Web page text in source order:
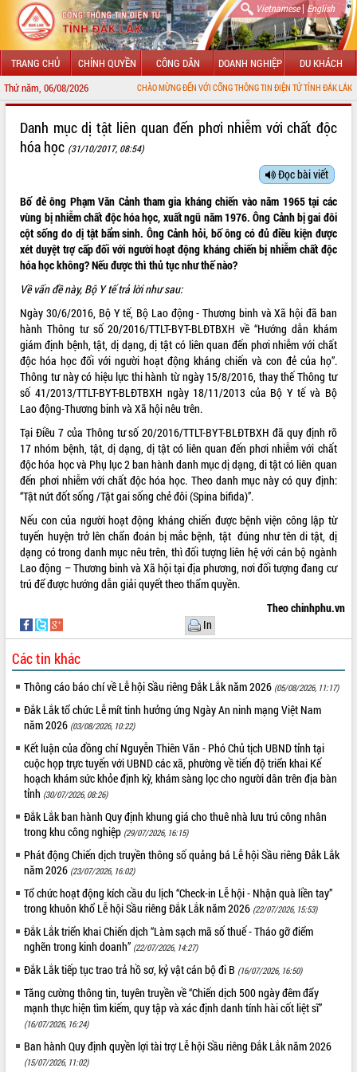
Vietnamese| English
TRANG CHỦ CHÍNH QUYỀN CÔNG DÂN DOANH NGHIỆP DU KHÁCH
Thứ năm, 06/08/2026 CHÀO MỪNG ĐẾN VỚI CỔNG THÔNG TIN ĐIỆN TỬ TỈNH ĐẮK LẮK
LÃNH ĐẠO UBND TỈNH
SỞ, BAN, NGÀNH
UBND CÁC XÃ, PHƯỜNG
HỆ THỐNG VĂN BẢN
VĂN BẢN HĐND TỈNH
ĐIỂM TIN VĂN BẢN
QUY HOẠCH - KẾ HOẠCH
Không có file video nào để phát.
ALBUM ẢNH
Hôm nay: 12347
Danh mục dị tật liên quan đến phơi nhiễm với chất độc
hóa học (31/10/2017, 08:54)
Đọc bài viết
Bố đẻ ông Phạm Văn Cảnh tham gia kháng chiến vào năm 1965 tại các
vùng bị nhiễm chất độc hóa học, xuất ngũ năm 1976. Ông Cảnh bị gai đôi
cột sống do dị tật bẩm sinh. Ông Cảnh hỏi, bố ông có đủ điều kiện được
xét duyệt trợ cấp đối với người hoạt động kháng chiến bị nhiễm chất độc
hóa học không? Nếu được thì thủ tục như thế nào?
Về vấn đề này, Bộ Y tế trả lời như sau:
Ngày 30/6/2016, Bộ Y tế, Bộ Lao động - Thương binh và Xã hội đã ban
hành Thông tư số 20/2016/TTLT-BYT-BLĐTBXH về “Hướng dẫn khám
giám định bệnh, tật, dị dạng, dị tật có liên quan đến phơi nhiễm với chất
độc hóa học đối với người hoạt động kháng chiến và con đẻ của họ”.
Thông tư này có hiệu lực thi hành từ ngày 15/8/2016, thay thế Thông tư
số 41/2013/TTLT-BYT-BLĐTBXH ngày 18/11/2013 của Bộ Y tế và Bộ
Lao động-Thương binh và Xã hội nêu trên.
Tại Điều 7 của Thông tư số 20/2016/TTLT-BYT-BLĐTBXH đã quy định rõ
17 nhóm bệnh, tật, dị dạng, dị tật có liên quan đến phơi nhiễm với chất
độc hóa học và Phụ lục 2 ban hành danh mục dị dạng, di tật có liên quan
đến phơi nhiễm với chất độc hóa học. Theo danh mục này có quy định:
“Tật nứt đốt sống /Tật gai sống chẻ đôi (Spina bifida)”.
Nếu con của người hoạt động kháng chiến được bệnh viện công lập từ
tuyến huyện trở lên chẩn đoán bị mắc bệnh, tật đúng như tên di tật, dị
dạng có trong danh mục nêu trên, thì đối tượng liên hệ với cán bộ ngành
Lao động – Thương binh và Xã hội tại địa phương, nơi đối tượng đang cư
trú để được hướng dẫn giải quyết theo thẩm quyền.
Theo chinhphu.vn
In
Các tin khác
Thông cáo báo chí về Lễ hội Sầu riêng Đắk Lắk năm 2026 (05/08/2026, 11:17)
Đắk Lắk tổ chức Lễ mít tinh hưởng ứng Ngày An ninh mạng Việt Nam
năm 2026 (03/08/2026, 10:22)
Kết luận của đồng chí Nguyễn Thiên Văn - Phó Chủ tịch UBND tỉnh tại
cuộc họp trực tuyến với UBND các xã, phường về tiến độ triển khai Kế
hoạch khám sức khỏe định kỳ, khám sàng lọc cho người dân trên địa bàn
tỉnh (30/07/2026, 08:26)
Đắk Lắk ban hành Quy định khung giá cho thuê nhà lưu trú công nhân
trong khu công nghiệp (29/07/2026, 16:15)
Phát động Chiến dịch truyền thông số quảng bá Lễ hội Sầu riêng Đắk Lắk
năm 2026 (23/07/2026, 16:02)
Tổ chức hoạt động kích cầu du lịch “Check-in Lễ hội - Nhận quà liền tay”
trong khuôn khổ Lễ hội Sầu riêng Đắk Lắk năm 2026 (22/07/2026, 15:53)
Đắk Lắk triển khai Chiến dịch “Làm sạch mã số thuế - Tháo gỡ điểm
nghẽn trong kinh doanh” (22/07/2026, 14:27)
Đắk Lắk tiếp tục trao trả hồ sơ, kỷ vật cán bộ đi B (16/07/2026, 16:50)
Tăng cường thông tin, tuyên truyền về “Chiến dịch 500 ngày đêm đẩy
mạnh thực hiện tìm kiếm, quy tập và xác định danh tính hài cốt liệt sĩ”
(16/07/2026, 16:24)
Ban hành Quy định quyền lợi tài trợ Lễ hội Sầu riêng Đắk Lắk năm 2026
(15/07/2026, 11:02)